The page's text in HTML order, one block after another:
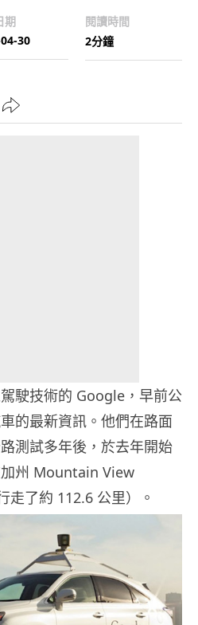
期
30
閱讀時間
2分鐘
駛技術的 Google，早前公
的最新資訊。他們在路面
測試多年後，於去年開始
州 Mountain View
走了約 112.6 公里）。